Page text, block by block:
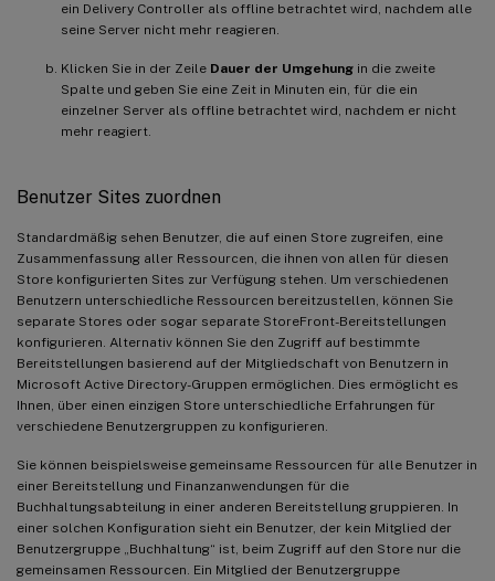
ein Delivery Controller als offline betrachtet wird, nachdem alle
seine Server nicht mehr reagieren.
Klicken Sie in der Zeile Dauer der Umgehung in die zweite
Spalte und geben Sie eine Zeit in Minuten ein, für die ein
einzelner Server als offline betrachtet wird, nachdem er nicht
mehr reagiert.
Benutzer Sites zuordnen
Standardmäßig sehen Benutzer, die auf einen Store zugreifen, eine
Zusammenfassung aller Ressourcen, die ihnen von allen für diesen
Store konfigurierten Sites zur Verfügung stehen. Um verschiedenen
Benutzern unterschiedliche Ressourcen bereitzustellen, können Sie
separate Stores oder sogar separate StoreFront-Bereitstellungen
konfigurieren. Alternativ können Sie den Zugriff auf bestimmte
Bereitstellungen basierend auf der Mitgliedschaft von Benutzern in
Microsoft Active Directory-Gruppen ermöglichen. Dies ermöglicht es
Ihnen, über einen einzigen Store unterschiedliche Erfahrungen für
verschiedene Benutzergruppen zu konfigurieren.
Sie können beispielsweise gemeinsame Ressourcen für alle Benutzer in
einer Bereitstellung und Finanzanwendungen für die
Buchhaltungsabteilung in einer anderen Bereitstellung gruppieren. In
einer solchen Konfiguration sieht ein Benutzer, der kein Mitglied der
Benutzergruppe „Buchhaltung“ ist, beim Zugriff auf den Store nur die
gemeinsamen Ressourcen. Ein Mitglied der Benutzergruppe